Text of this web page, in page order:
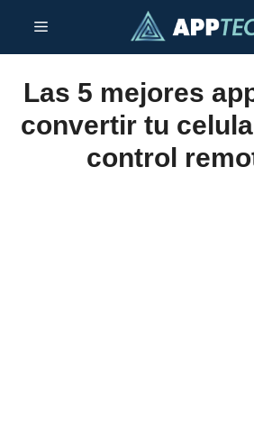
contenido
Menú
Las 5 mejores
convertir tu
control